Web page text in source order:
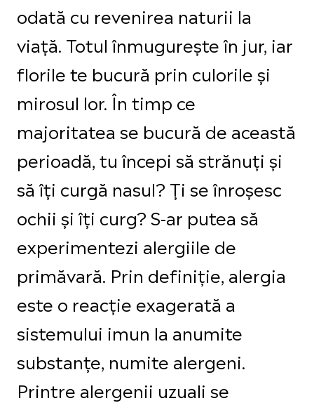
odată cu revenirea naturii la
viață. Totul înmugurește în jur, iar
florile te bucură prin culorile și
mirosul lor. În timp ce
majoritatea se bucură de această
perioadă, tu începi să strănuți și
să îți curgă nasul? Ți se înroșesc
ochii și îți curg? S-ar putea să
experimentezi alergiile de
primăvară. Prin definiție, alergia
este o reacție exagerată a
sistemului imun la anumite
substanțe, numite alergeni.
Printre alergenii uzuali se